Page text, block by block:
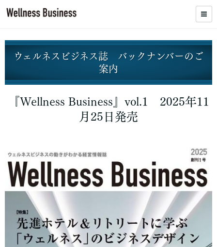
ウェルネスビジネス誌 バックナンバーのご
案内
『Wellness Business』vol.1 2025年11
月25日発売